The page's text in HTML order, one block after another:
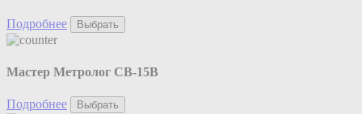
Подробнее Выбрать
Мастер Метролог СВ-15В
Подробнее Выбрать